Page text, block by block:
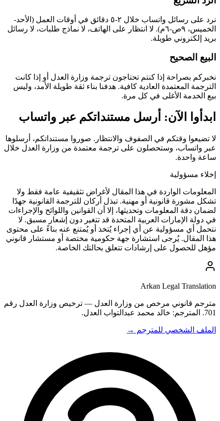
نرد على رسائل واتساب خلال ٢-٥ دقائق في أوقات العمل (الأحد-
الخميس، ٩ص-٦م). لا انتظار على الهاتف، لا نماذج طلبات، لا رسائل
بريد إلكتروني طويلة.
البيع الصحيح
نخبركم بصراحة إذا كنتم تحتاجون ترجمة وزارة العدل أو إذا كانت
الترجمة المعتمدة العادية كافية. هدفنا بناء ثقة طويلة الأمد، وليس
بيع الخدمة الأغلى في كل مرة.
ابدأوا الآن: أرسل مستنداتكم عبر واتساب
لا تضيعوا وقتكم في الصفوف والانتظار. صوروا مستنداتكم، أرسلوها
عبر واتساب، وستحصلون على ترجمة معتمدة من وزارة العدل خلال
ساعة واحدة.
إخلاء مسؤولية
المعلومات الواردة في هذا المقال لأغراض تثقيفية عامة فقط ولا
تشكل مشورة قانونية أو مهنية. تبذل أركان للترجمة القانونية جهدًا
لضمان دقة المعلومات وتحديثها، إلا أن القوانين واللوائح والإجراءات
في دولة الإمارات العربية المتحدة قد تتغير دون إشعار مسبق. لا
نتحمل أي مسؤولية عن أي إجراء يُتخذ أو يُمتنع عنه بناءً على محتوى
هذا المقال. يُرجى استشارة جهة حكومية مختصة أو مستشار قانوني
مؤهل للحصول على إرشادات تتعلق بحالتك الخاصة.
Arkan Legal Translation
مترجم قانوني مرخص من وزارة العدل — ترخيص وزارة العدل رقم
701. المترجم: خالد محمد عبدالتواب العدل.
الملف الشخصي للمترجم →